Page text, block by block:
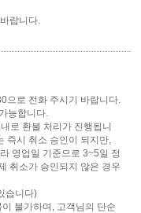
랍니다.
으로 전화 주시기 바랍니다.
능합니다.
로 환불 처리가 진행됩니
즉시 취소 승인이 되지만,
영업일 기준으로 3~5일 정
취소가 승인되지 않은 경우
습니다)
불가하며, 고객님의 단순